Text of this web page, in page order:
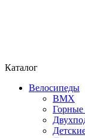
Каталог
Велосипеды
BMX